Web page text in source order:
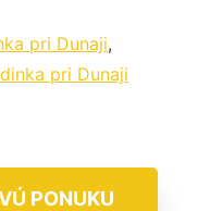
pri Dunaji,
pri Dunaji
PONUKU